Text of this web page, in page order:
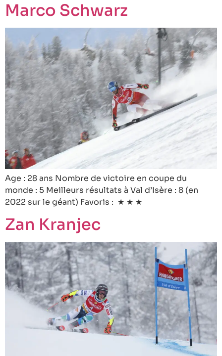
Marco Schwarz
Age : 28 ans Nombre de victoire en coupe du
monde : 5 Meilleurs résultats à Val d’Isère : 8 (en
2022 sur le géant) Favoris : ★ ★ ★
Zan Kranjec